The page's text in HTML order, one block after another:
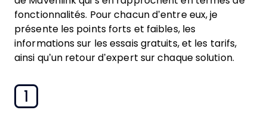
fonctionnalités. Pour chacun d’entre eux, je
présente les points forts et faibles, les
informations sur les essais gratuits, et les tarifs,
ainsi qu’un retour d’expert sur chaque solution.
1